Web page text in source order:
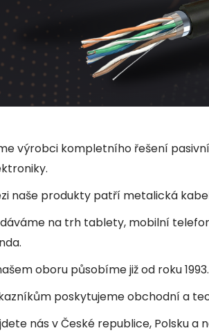
výrobci kompletního řešení
naše produkty patří metalická
na trh tablety, mobilní
oboru působíme již od roku 1993.
poskytujeme obchodní a
nás v České republice, Polsku